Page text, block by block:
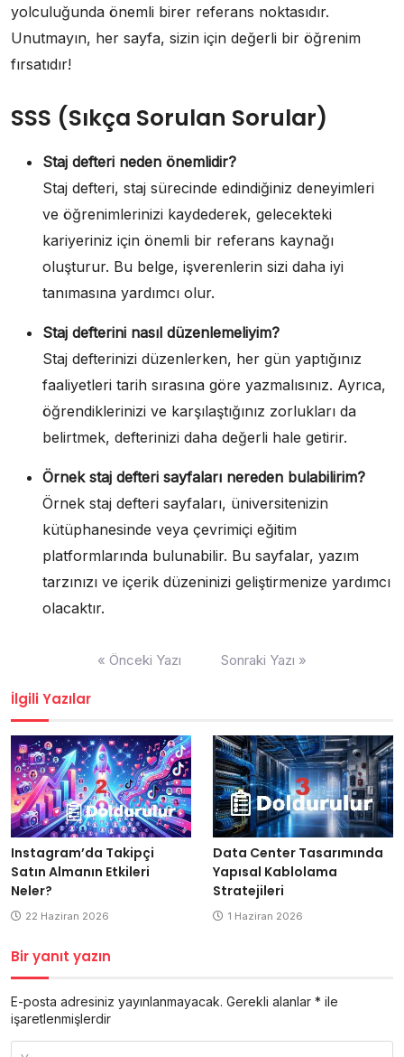
yolculuğunda önemli birer referans noktasıdır.
Unutmayın, her sayfa, sizin için değerli bir öğrenim
fırsatıdır!
SSS (Sıkça Sorulan Sorular)
Staj defteri neden önemlidir?
Staj defteri, staj sürecinde edindiğiniz deneyimleri
ve öğrenimlerinizi kaydederek, gelecekteki
kariyeriniz için önemli bir referans kaynağı
oluşturur. Bu belge, işverenlerin sizi daha iyi
tanımasına yardımcı olur.
Staj defterini nasıl düzenlemeliyim?
Staj defterinizi düzenlerken, her gün yaptığınız
faaliyetleri tarih sırasına göre yazmalısınız. Ayrıca,
öğrendiklerinizi ve karşılaştığınız zorlukları da
belirtmek, defterinizi daha değerli hale getirir.
Örnek staj defteri sayfaları nereden bulabilirim?
Örnek staj defteri sayfaları, üniversitenizin
kütüphanesinde veya çevrimiçi eğitim
platformlarında bulunabilir. Bu sayfalar, yazım
tarzınızı ve içerik düzeninizi geliştirmenize yardımcı
olacaktır.
« Önceki Yazı Sonraki Yazı »
İlgili Yazılar
Instagram’da Takipçi
Satın Almanın Etkileri
Neler?
22 Haziran 2026
Data Center Tasarımında
Yapısal Kablolama
Stratejileri
1 Haziran 2026
Bir yanıt yazın
E-posta adresiniz yayınlanmayacak. Gerekli alanlar * ile
işaretlenmişlerdir